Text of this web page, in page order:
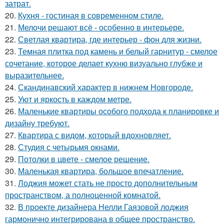
затрат.
20. Кухня - гостиная в современном стиле.
21. Мелочи решают всё - особенно в интерьере.
22. Светлая квартира, где интерьер - фон для жизни.
23. Темная плитка под камень и белый гарнитур - смелое
сочетание, которое делает кухню визуально глубже и
выразительнее.
24. Скандинавский характер в нижнем Новгороде.
25. Уют и яркость в каждом метре.
26. Маленькие квартиры особого подхода к планировке и
дизайну требуют.
27. Квартира с видом, который вдохновляет.
28. Студия с четырьмя окнами.
29. Потолки в цвете - смелое решение.
30. Маленькая квартира, большое впечатление.
31. Лоджия может стать не просто дополнительным
пространством, а полноценной комнатой.
32. В проекте дизайнера Нелли Гаязовой лоджия
гармонично интегрирована в общее пространство.